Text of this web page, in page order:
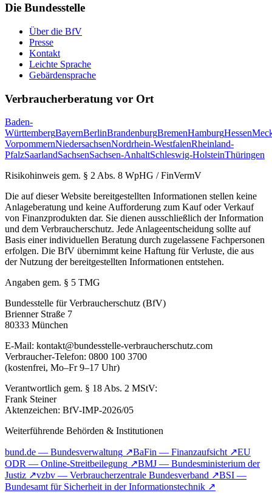
Die Bundesstelle
Über die BfV
Presse
Kontakt
Leichte Sprache
Gebärdensprache
Verbraucherberatung vor Ort
Baden-
WürttembergBayernBerlinBrandenburgBremenHamburgHessen
VorpommernNiedersachsenNordrhein-WestfalenRheinland-
PfalzSaarlandSachsenSachsen-AnhaltSchleswig-HolsteinThüringen
Risikohinweis gem. § 2 Abs. 8 WpHG / FinVermV
Die auf dieser Website bereitgestellten Informationen stellen keine
Anlageberatung und keine Aufforderung zum Kauf oder Verkauf
von Finanzprodukten dar. Sie dienen ausschließlich der Information
und dem Verbraucherschutz. Jede Anlageentscheidung sollte auf
Basis einer individuellen Beratung durch zugelassene Fachpersonen
erfolgen. Die BfV übernimmt keine Haftung für Verluste, die aus
der Nutzung der bereitgestellten Informationen entstehen.
Angaben gem. § 5 TMG
Bundesstelle für Verbraucherschutz (BfV)
Brienner Straße 7
80333 München
E-Mail: kontakt@bundesstelle-verbraucherschutz.com
Verbraucher-Telefon: 0800 100 3700
(kostenfrei, Mo–Fr 9–17 Uhr)
Verantwortlich gem. § 18 Abs. 2 MStV:
Frank Steiner
Aktenzeichen: BfV-IMP-2026/05
Weiterführende Behörden & Institutionen
bund.de — Bundesverwaltung ↗BaFin — Finanzaufsicht↗EU
ODR — Online-Streitbeilegung ↗BMJ — Bundesministerium der
Justiz ↗vzbv — Verbraucherzentrale Bundesverband ↗BSI —
Bundesamt für Sicherheit in der Informationstechnik ↗